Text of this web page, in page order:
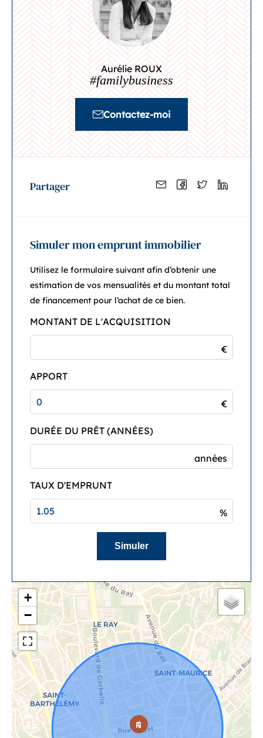
Aurélie ROUX
#familybusiness
Contactez-moi
Partager
Simuler mon emprunt immobilier
Utilisez le formulaire suivant afin d’obtenir une
estimation de vos mensualités et du montant total
de financement pour l’achat de ce bien.
MONTANT DE L'ACQUISITION
€
APPORT
€
DURÉE DU PRÊT (ANNÉES)
années
TAUX D'EMPRUNT
%
Simuler
+
−